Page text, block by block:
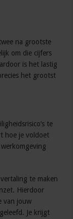
na grootste
om die cijfers
is het lastig
het grootst
te
hoe je voldoet
vertaling te maken
Hierdoor
van jouw
Je krijgt